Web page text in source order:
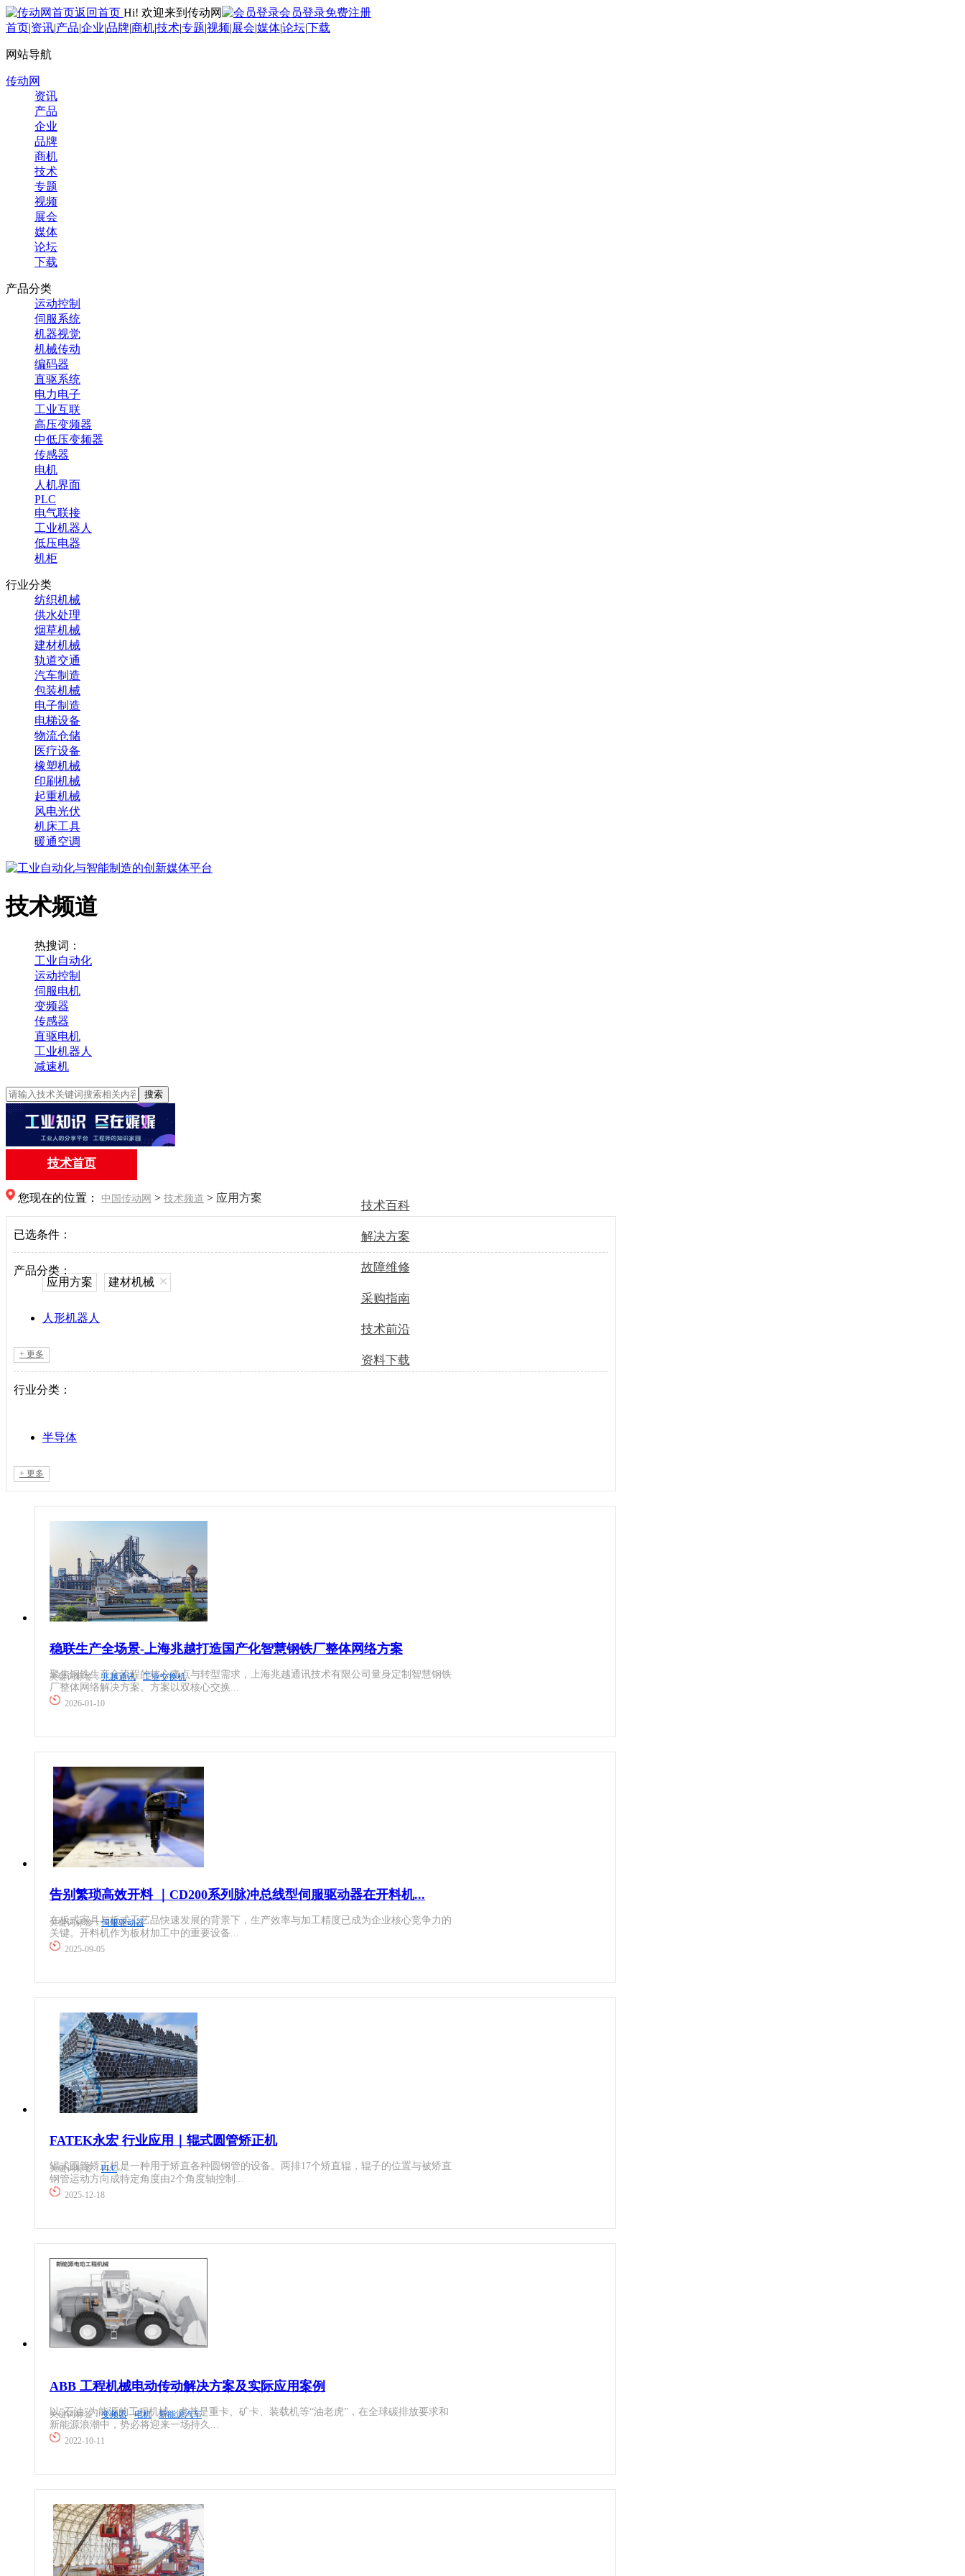
返回首页 Hi! 欢迎来到传动网 会员登录免费注册
首页|资讯|产品|企业|品牌|商机|技术|专题|视频|展会|媒体|论坛|下载
网站导航
传动网
资讯
产品
企业
品牌
商机
技术
专题
视频
展会
媒体
论坛
下载
产品分类
运动控制
伺服系统
机器视觉
机械传动
编码器
直驱系统
电力电子
工业互联
高压变频器
中低压变频器
传感器
电机
人机界面
PLC
电气联接
工业机器人
低压电器
机柜
行业分类
纺织机械
供水处理
烟草机械
建材机械
轨道交通
汽车制造
包装机械
电子制造
电梯设备
物流仓储
医疗设备
橡塑机械
印刷机械
起重机械
风电光伏
机床工具
暖通空调
技术频道
热搜词：
工业自动化
运动控制
伺服电机
变频器
传感器
直驱电机
工业机器人
减速机
搜索
技术首页
技术百科
解决方案
故障维修
采购指南
技术前沿
资料下载
您现在的位置： 中国传动网 > 技术频道 > 应用方案
已选条件：
应用方案 建材机械
产品分类：
人形机器人
逆变器
机床设备
伺服电机
PLC
中低压变频器
工业以太网
其他机械设备
机器视觉
高压变频器
伺服驱动器
直驱电机
现场总线
编码器
反馈系统
传感器
运动控制
工控机
低压电器
嵌入式系统
机械传动
工业电源
机柜
变频器
人机界面
+ 更多
行业分类：
半导体
包装机械
采矿机械
电力设备
电梯设备
电子制造
纺织机械
轨道交通
机床工具
建材机械
暖通空调
起重机械
人形机器人
石化
物流仓储
烟草机械
冶金设备
医疗设备
印刷机械
造纸设备
+ 更多
稳联生产全场景-上海兆越打造国产化智慧钢铁厂整体网络方案
聚焦钢铁生产全流程的核心痛点与转型需求，上海兆越通讯技术有限公司量身定制智慧钢铁
厂整体网络解决方案。方案以双核心交换...
关键词标签：兆越通讯 工业交换机
2026-01-10
告别繁琐高效开料 ｜CD200系列脉冲总线型伺服驱动器在开料机...
在板式家具与板式工艺品快速发展的背景下，生产效率与加工精度已成为企业核心竞争力的
关键。开料机作为板材加工中的重要设备...
关键词标签：伺服驱动器
2025-09-05
FATEK永宏 行业应用｜辊式圆管矫正机
辊式圆管矫正机是一种用于矫直各种圆钢管的设备。两排17个矫直辊，辊子的位置与被矫直
钢管运动方向成特定角度由2个角度轴控制...
关键词标签：PLC
2025-12-18
ABB 工程机械电动传动解决方案及实际应用案例
以“石油”为能源的工程机械，尤其是重卡、矿卡、装载机等“油老虎”，在全球碳排放要求和
新能源浪潮中，势必将迎来一场持久...
关键词标签：变频器 电机 新能源汽车
2022-10-11